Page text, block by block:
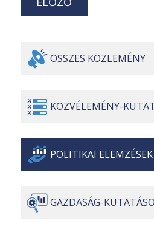
ÖSSZES KÖZLEMÉNY
KÖZVÉLEMÉNY-
POLITIKAI ELEMZÉSEK
GAZDASÁG-